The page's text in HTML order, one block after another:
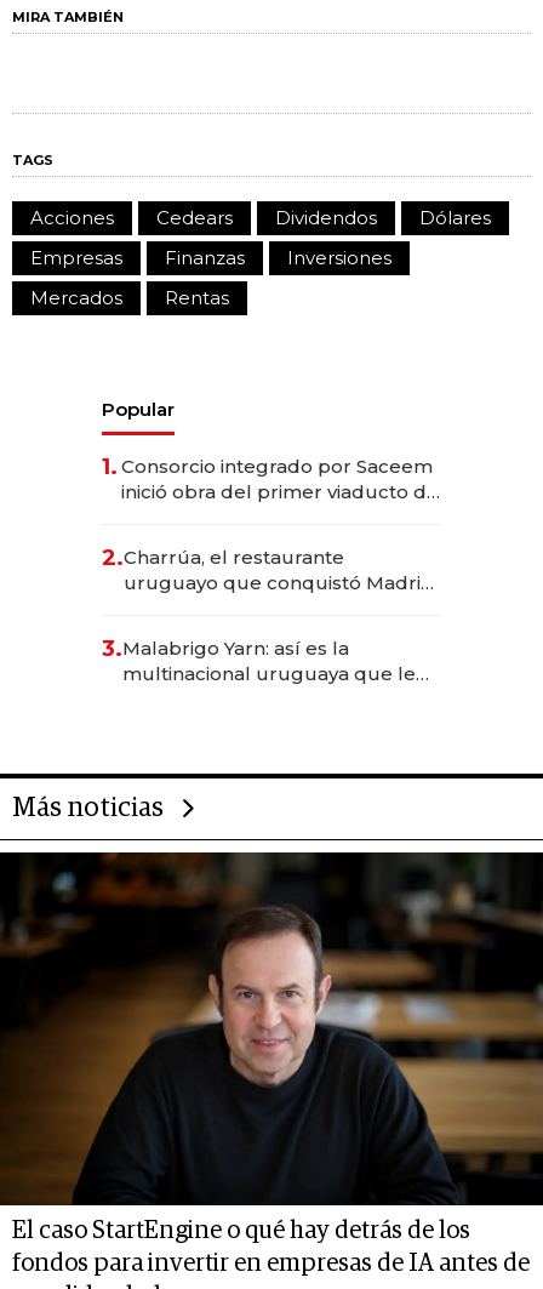
MIRA TAMBIÉN
TAGS
Acciones Cedears Dividendos
Dólares
Empresas
Finanzas
Inversiones
Mercados
Rentas
Popular
1. Consorcio integrado por Saceem
inició obra del primer viaducto de
millones
2.Charrúa, el restaurante
uruguayo que conquistó Madrid:
anticipación y prepara apertura
3.Malabrigo Yarn: así es la
multinacional uruguaya que le
Más noticias
El caso StartEngine o qué hay detrás de los
fondos para invertir en empresas de IA antes de